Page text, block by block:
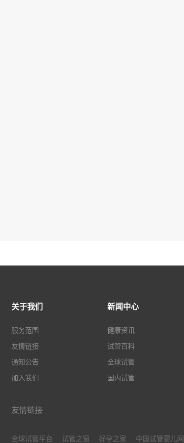
关于我们
服务范围
友情链接
通知公告
加入我们
新闻中心
健康资讯
试管百科
全球试管
国内试管
友情链接
全球试管平台 试管之窗 好孕之家 中国试管婴儿网